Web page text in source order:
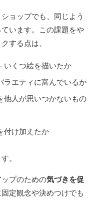
ョップでも、同じよう
います。この課題をや
する点は、
いくつ絵を描いたか
ラエティに富んでいるか
他人が思いつかないもの
付け加えたか
。
プのための気づきを促
定観念や決めつけでも